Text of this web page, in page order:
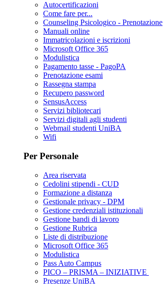
Autocertificazioni
Come fare per...
Counseling Psicologico - Prenotazione
Manuali online
Immatricolazioni e iscrizioni
Microsoft Office 365
Modulistica
Pagamento tasse - PagoPA
Prenotazione esami
Rassegna stampa
Recupero password
SensusAccess
Servizi bibliotecari
Servizi digitali agli studenti
Webmail studenti UniBA
Wifi
Per Personale
Area riservata
Cedolini stipendi - CUD
Formazione a distanza
Gestionale privacy - DPM
Gestione credenziali istituzionali
Gestione bandi di lavoro
Gestione Rubrica
Liste di distribuzione
Microsoft Office 365
Modulistica
Pass Auto Campus
PICO – PRISMA – INIZIATIVE
Presenze UniBA